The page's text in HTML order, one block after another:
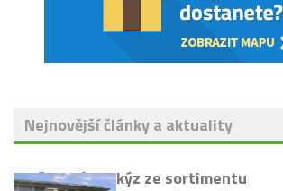
Nejnovější články a aktuality
Vyřazení markýz ze sortimentu